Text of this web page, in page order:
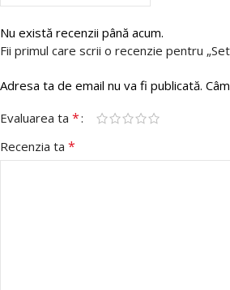
Nu există recenzii până acum.
Fii primul care scrii o recenzie pentru
Adresa ta de email nu va fi publicată.
Evaluarea ta *
Recenzia ta *